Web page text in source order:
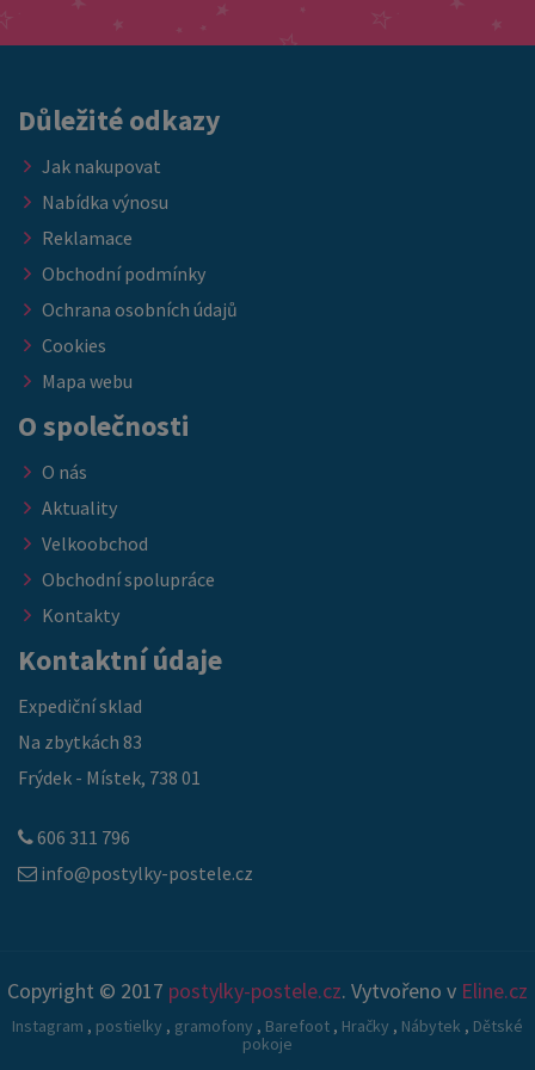
nebo ubytovacích kapacit. ➡️ Nabídka platí do vyprodání
Důležité odkazy
Jak nakupovat
Nabídka výnosu
Reklamace
Obchodní podmínky
Ochrana osobních údajů
Cookies
Mapa webu
O společnosti
O nás
Aktuality
Velkoobchod
Obchodní spolupráce
Kontakty
Kontaktní údaje
Expediční sklad
Na zbytkách 83
Frýdek - Místek, 738 01
606 311 796
info@postylky-postele.cz
Copyright © 2017 postylky-postele.cz. Vytvořeno v Eline.cz
Instagram , postielky , gramofony , Barefoot , Hračky , Nábytek , Dětské
pokoje